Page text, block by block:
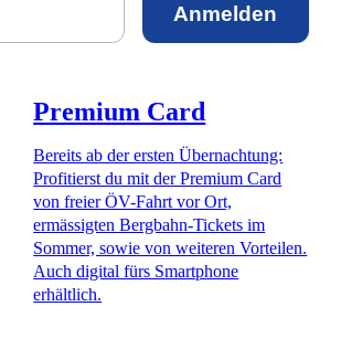
Anmelden
Premium Card
Bereits ab der ersten Übernachtung:
Profitierst du mit der Premium Card
von freier ÖV-Fahrt vor Ort,
ermässigten Bergbahn-Tickets im
Sommer, sowie von weiteren Vorteilen.
Auch digital fürs Smartphone
erhältlich.